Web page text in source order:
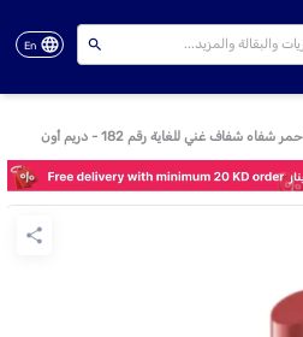
En
شفاف غني للغاية رقم 182 - دريم أون